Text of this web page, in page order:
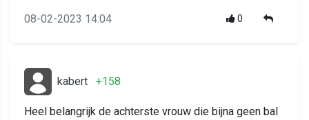
08-02-2023 14:04 0
kabert +158
Heel belangrijk de achterste vrouw die bijna geen bal